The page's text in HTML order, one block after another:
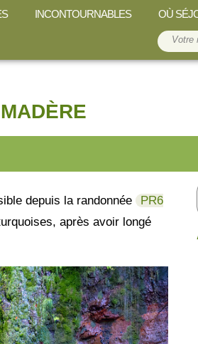
INCONTOURNABLES OÙ
depuis la randonnée
PR6
après avoir longé